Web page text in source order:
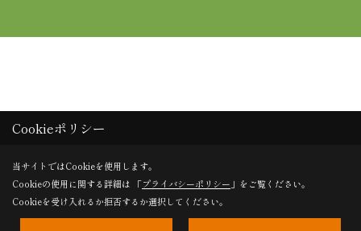
Cookieポリシー
当サイトではCookieを使用します。
Cookieの使用に関する詳細は 「プライバシーポリシー 」をご覧ください。
Cookieを受け入れるか拒否するか選択してください。